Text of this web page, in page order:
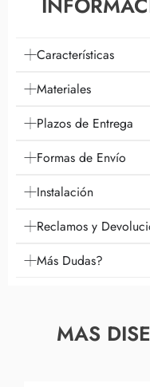
Características
Materiales
Plazos de Entrega
Formas de Envío
Instalación
Reclamos y
Más Dudas?
MAS